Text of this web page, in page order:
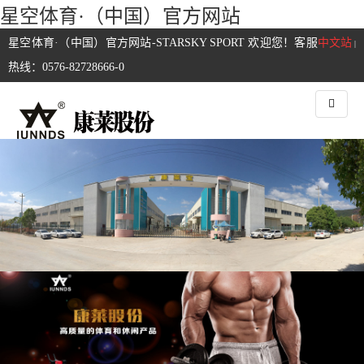
星空体育·（中国）官方网站
中文站 |
星空体育·（中国）官方网站-STARSKY SPORT 欢迎您！客服
热线：0576-82728666-0